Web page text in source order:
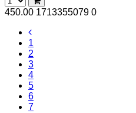
450.00 1713355079 0
1
2
3
4
5
6
7